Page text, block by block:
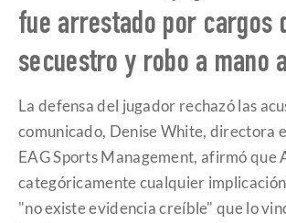
fue arrestado por cargos
secuestro y robo a mano
La defensa del jugador rechazó las
comunicado, Denise White, directora
EAG Sports Management, afirmó que
categóricamente cualquier
"no existe evidencia creíble" que lo